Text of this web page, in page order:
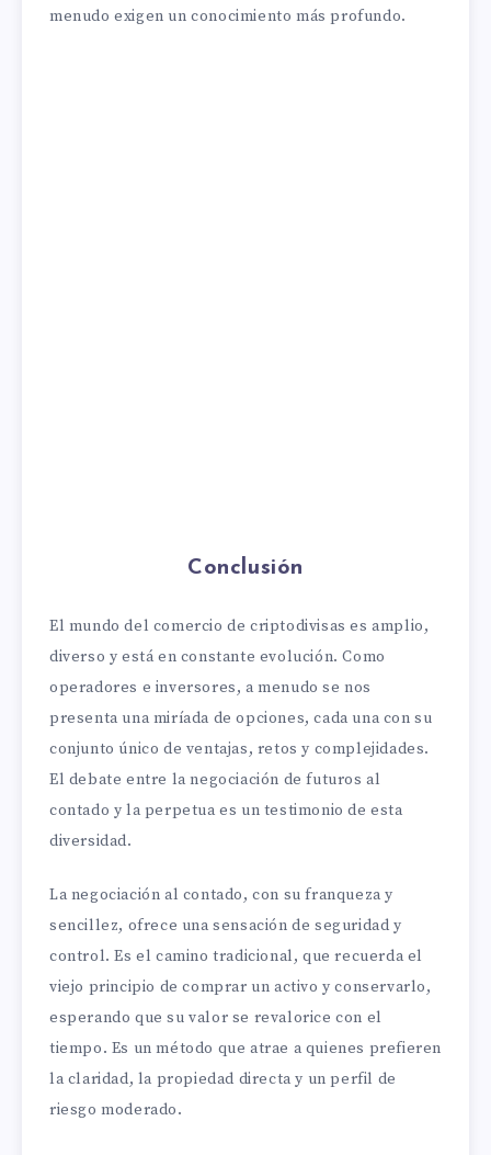
menudo exigen un conocimiento más profundo.
Conclusión
El mundo del comercio de criptodivisas es amplio,
diverso y está en constante evolución. Como
operadores e inversores, a menudo se nos
presenta una miríada de opciones, cada una con su
conjunto único de ventajas, retos y complejidades.
El debate entre la negociación de futuros al
contado y la perpetua es un testimonio de esta
diversidad.
La negociación al contado, con su franqueza y
sencillez, ofrece una sensación de seguridad y
control. Es el camino tradicional, que recuerda el
viejo principio de comprar un activo y conservarlo,
esperando que su valor se revalorice con el
tiempo. Es un método que atrae a quienes prefieren
la claridad, la propiedad directa y un perfil de
riesgo moderado.